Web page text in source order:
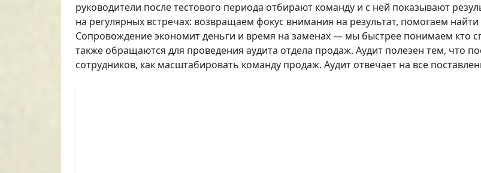
руководители после тестового периода отбирают команду и с ней показывают
на регулярных встречах: возвращаем фокус внимания на результат, помогаем
Сопровождение экономит деньги и время на заменах — мы быстрее понимаем кто
также обращаются для проведения аудита отдела продаж. Аудит полезен тем, что
сотрудников, как масштабировать команду продаж. Аудит отвечает на все